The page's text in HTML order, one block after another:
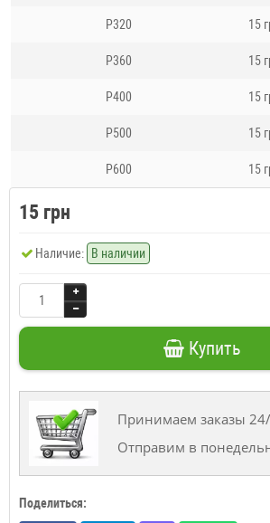
P320 15
P360 15
P400 15
P500 15
P600 15
15 грн
Наличие: В наличии
Купить
Принимаем заказы
Отправим в
Поделиться: